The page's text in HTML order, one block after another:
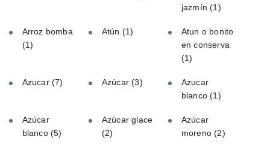
jazmín(1)
Arroz bomba
(1)
Atún (1)
Atun o bonito
en conserva
(1)
Azucar (7) Azúcar(3)
Azucar
blanco(1)
Azúcar
blanco (5)
Azúcar glace
(2)
Azúcar
moreno(2)